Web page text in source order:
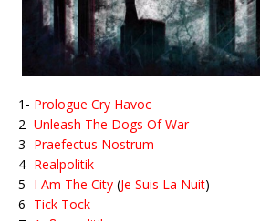
1- Prologue Cry Havoc
2- Unleash The Dogs Of War
3- Praefectus Nostrum
4- Realpolitik
5- I Am The City (Je Suis La Nuit)
6- Tick Tock